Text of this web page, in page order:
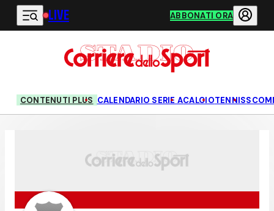
Vai al contenuto principale
LIVE ABBONATI ORA
CONTENUTI PLUS CALENDARIO SERIE ACALCIOTENNIS